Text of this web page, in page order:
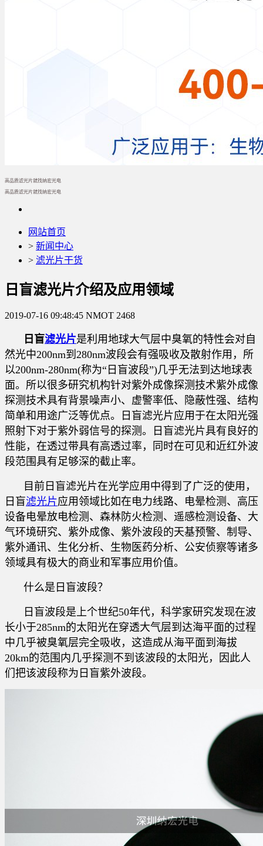
高品质滤光片就找纳宏光电
高品质滤光片就找纳宏光电
网站首页
> 新闻中心
> 滤光片干货
日盲滤光片介绍及应用领域
2019-07-16 09:48:45 NMOT 2468
日盲滤光片是利用地球大气层中臭氧的特性会对自
然光中200nm到280nm波段会有强吸收及散射作用，所
以200nm-280nm(称为“日盲波段”)几乎无法到达地球表
面。所以很多研究机构针对紫外成像探测技术紫外成像
探测技术具有背景噪声小、虚警率低、隐蔽性强、结构
简单和用途广泛等优点。日盲滤光片应用于在太阳光强
照射下对于紫外弱信号的探测。日盲滤光片具有良好的
性能，在透过带具有高透过率，同时在可见和近红外波
段范围具有足够深的截止率。
目前日盲滤光片在光学应用中得到了广泛的使用，
日盲滤光片应用领域比如在电力线路、电晕检测、高压
设备电晕放电检测、森林防火检测、遥感检测设备、大
气环境研究、紫外成像、紫外波段的天基预警、制导、
紫外通讯、生化分析、生物医药分析、公安侦察等诸多
领域具有极大的商业和军事应用价值。
什么是日盲波段？
日盲波段是上个世纪50年代，科学家研究发现在波
长小于285nm的太阳光在穿透大气层到达海平面的过程
中几乎被臭氧层完全吸收，这造成从海平面到海拔
20km的范围内几乎探测不到该波段的太阳光，因此人
们把该波段称为日盲紫外波段。